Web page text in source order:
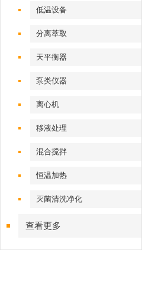
低温设备
分离萃取
天平衡器
泵类仪器
离心机
移液处理
混合搅拌
恒温加热
灭菌清洗净化
查看更多